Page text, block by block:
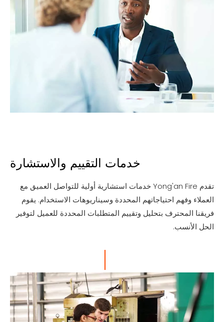
خدمات التقييم والاستشارة
تقدم Yong'an Fire خدمات استشارية أولية للتواصل العميق مع
العملاء وفهم احتياجاتهم المحددة وسيناريوهات الاستخدام. يقوم
فريقنا المحترف بتحليل وتقييم المتطلبات المحددة للعميل لتوفير
الحل الأنسب.